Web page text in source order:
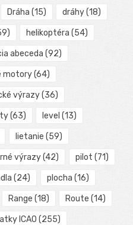
Dráha (15) dráhy(18)
helikoptéra (54)
abeceda (92)
motory(64)
výrazy(36)
(63) level (13)
lietanie (59)
výrazy(42) pilot (71)
(24) plocha (16)
Range (18) Route (14)
ICAO (255)